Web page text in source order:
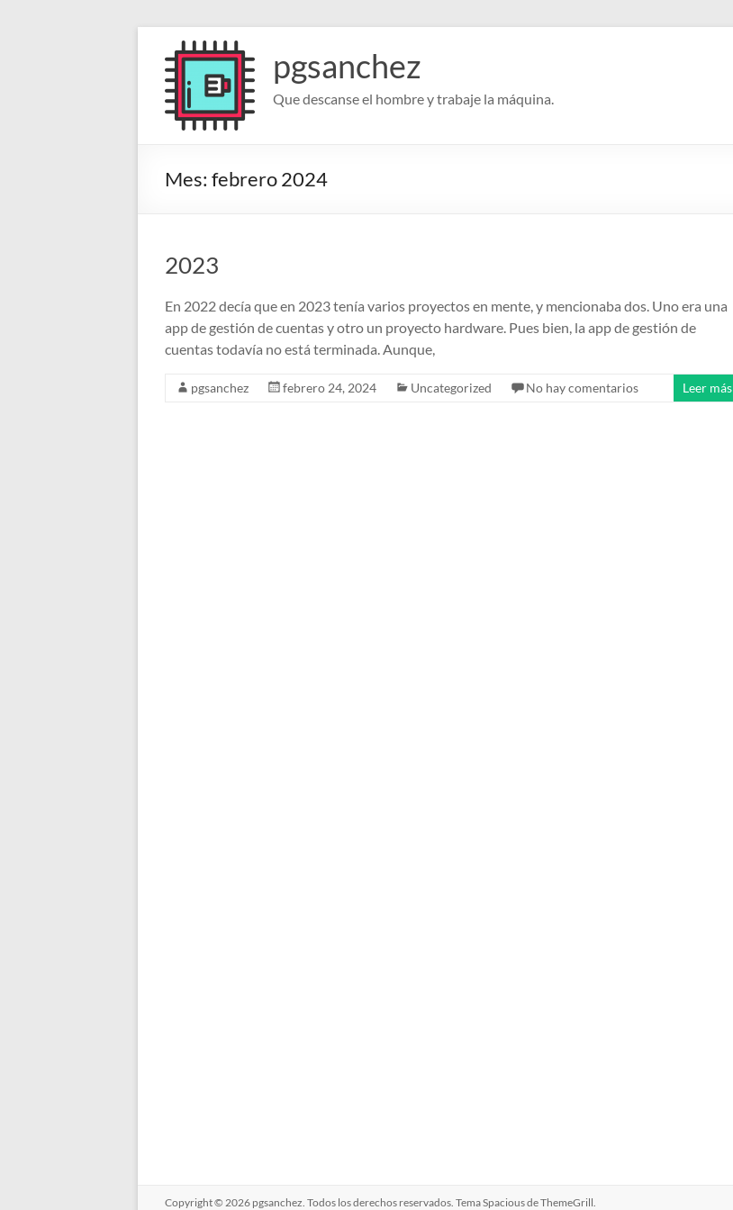
contenido
pgsanchez
Que descanse el hombre y trabaje la máquina.
Mes: febrero 2024
2023
En 2022 decía que en 2023 tenía varios proyectos en mente, y mencionaba dos. Uno era una
app de gestión de cuentas y otro un proyecto hardware. Pues bien, la app de gestión de
cuentas todavía no está terminada. Aunque,
pgsanchez febrero 24, 2024 Uncategorized No hay comentarios Leer más
Copyright © 2026 pgsanchez. Todos los derechos reservados. TemaSpaciousde ThemeGrill.